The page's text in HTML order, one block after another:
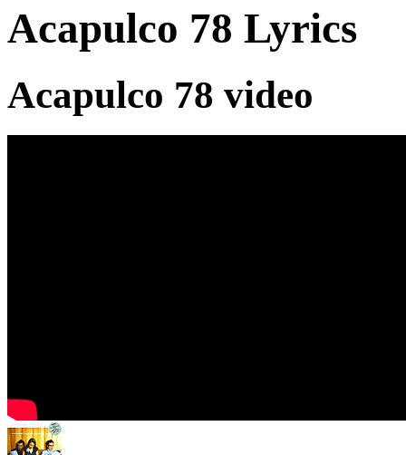
Acapulco 78 Lyrics
Acapulco 78 video